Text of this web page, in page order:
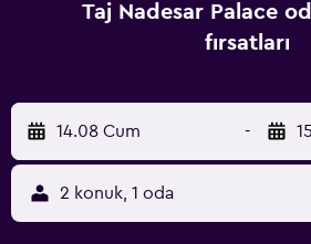
Taj Nadesar Palace
fırsatları
14.08 Cum -
2 konuk, 1 oda